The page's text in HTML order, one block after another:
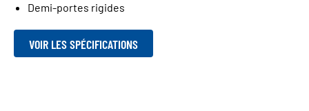
Demi-portes rigides
VOIR LES SPÉCIFICATIONS